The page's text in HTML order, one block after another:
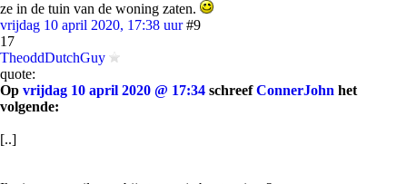
ze in de tuin van de woning zaten.
vrijdag 10 april 2020, 17:38 uur #9
17
TheoddDutchGuy
quote:
Op vrijdag 10 april 2020 @ 17:34 schreefConnerJohn het
volgende:
[..]